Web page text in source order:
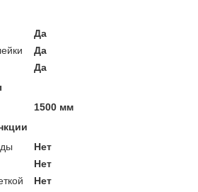
Да
Да
Да
1500 мм
Нет
Нет
Нет